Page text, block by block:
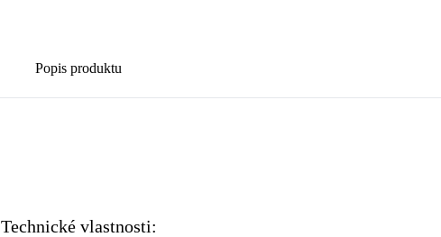
Popis produktu
Technické vlastnosti: